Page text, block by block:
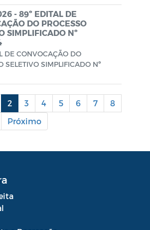
Portaria IBASMA
SEADM
Portaria SECUT
Portaria SEDUC
Portaria SESAU
SETUR
SEELA
Seletivo
Secretaria de Educação
- 89º EDITAL DE
DO PROCESSO
SIMPLIFICADO Nº
DE CONVOCAÇÃO DO
SELETIVO SIMPLIFICADO Nº
2 3 4 5 6 7
8
Próximo